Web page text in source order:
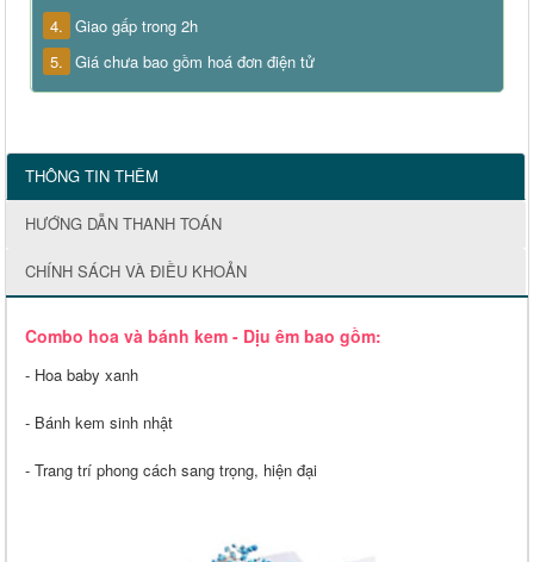
4. Giao gấp trong 2h
5. Giá chưa bao gồm hoá đơn điện tử
THÔNG TIN THÊM
HƯỚNG DẪN THANH TOÁN
CHÍNH SÁCH VÀ ĐIỀU KHOẢN
Combo hoa và bánh kem - Dịu êm bao gồm:
- Hoa baby xanh
- Bánh kem sinh nhật
- Trang trí phong cách sang trọng, hiện đại